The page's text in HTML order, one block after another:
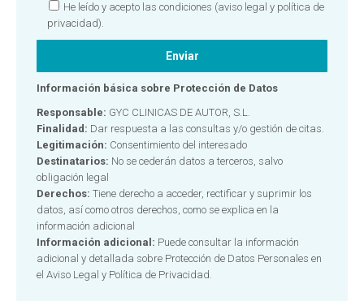
He leído y acepto las condiciones (aviso legal y política de
privacidad).
Información básica sobre Protección de Datos
Responsable: GYC CLINICAS DE AUTOR, S.L.
Finalidad: Dar respuesta a las consultas y/o gestión de citas.
Legitimación: Consentimiento del interesado
Destinatarios: No se cederán datos a terceros, salvo
obligación legal
Derechos: Tiene derecho a acceder, rectificar y suprimir los
datos, así como otros derechos, como se explica en la
información adicional
Información adicional: Puede consultar la información
adicional y detallada sobre Protección de Datos Personales en
el Aviso Legal y Política de Privacidad.